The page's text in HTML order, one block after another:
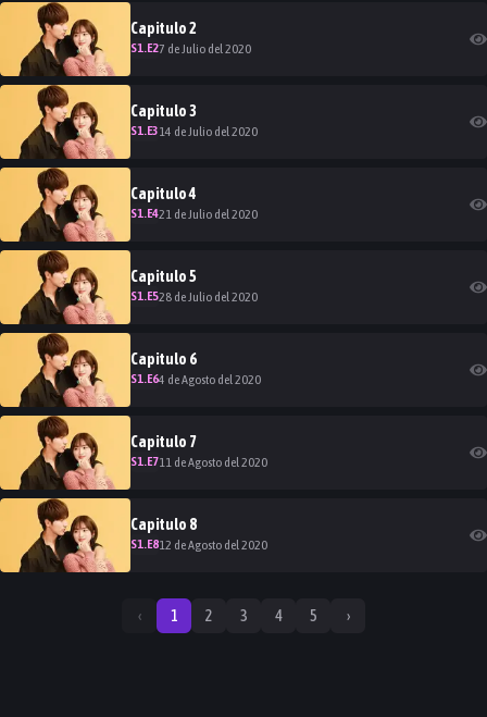
Capitulo2
S1.E27 de Julio del 2020
Capitulo3
S1.E314 de Julio del 2020
Capitulo4
S1.E421 de Julio del 2020
Capitulo5
S1.E528 de Julio del 2020
Capitulo 6
S1.E64 de Agosto del 2020
Capitulo 7
S1.E711 de Agosto del 2020
Capitulo 8
S1.E812 de Agosto del 2020
‹ 1 2 3 4 5 ›